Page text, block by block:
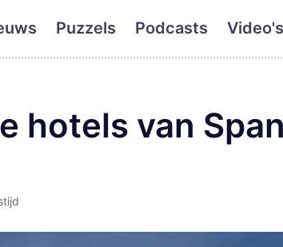
Puzzels Podcasts Video's
hotels van